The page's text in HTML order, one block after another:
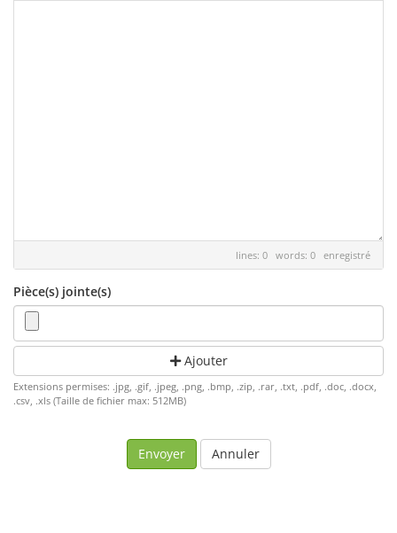
lines: 0 words: 0 enregistré
Pièce(s) jointe(s)
Ajouter
Extensions permises: .jpg, .gif, .jpeg, .png, .bmp, .zip, .rar, .txt, .pdf, .doc, .docx,
.csv, .xls (Taille de fichier max: 512MB)
Annuler